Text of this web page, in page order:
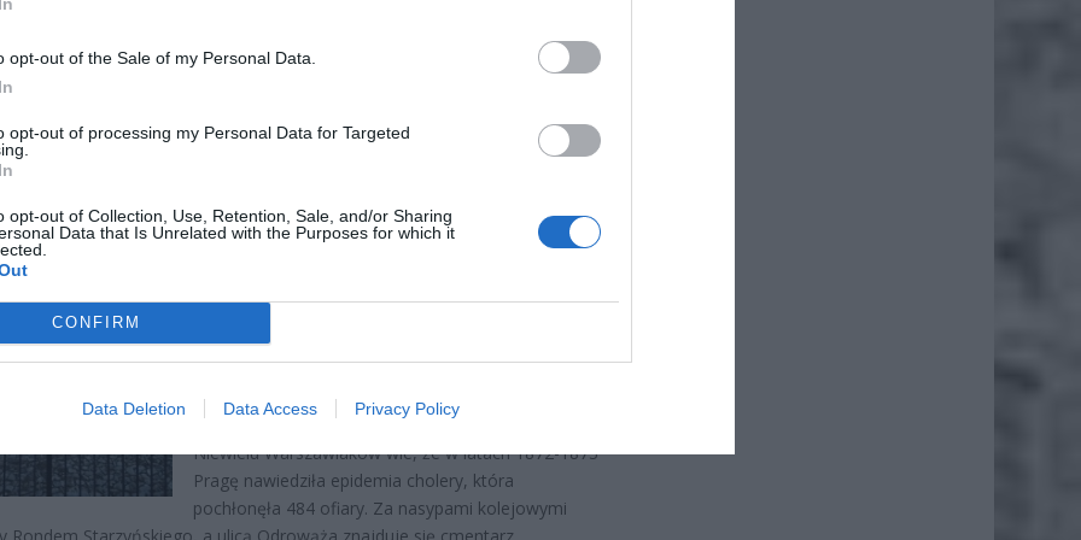
opt-out of the Sale of my Personal Data.
opt-out of processing my Personal Data for Targeted
opt-out of Collection, Use, Retention, Sale, and/or Sharing
Data that Is Unrelated with the Purposes for which it
CONFIRM
Data Deletion Data Access Privacy Policy
W Powstaniu Warszawskim uczestniczyli wszyscy
przetrwali likwidację getta i przedstawiciele innych
CZYTAJ DALEJ
PLAMA NA WSZYSTKICH
31 października 2018 20:25
Niewielu Warszawiaków wie, że w latach 1872-1873
Pragę nawiedziła epidemia cholery, która
pochłonęła 484 ofiary. Za nasypami kolejowymi